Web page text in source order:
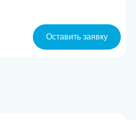
Оставить заявку